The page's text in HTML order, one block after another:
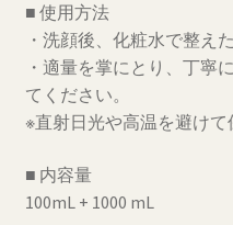
■ 使用方法
・洗顔後、化粧水で整え
・適量を掌にとり、丁寧
てください。
※直射日光や高温を避けて
■ 内容量
100mL + 1000 mL